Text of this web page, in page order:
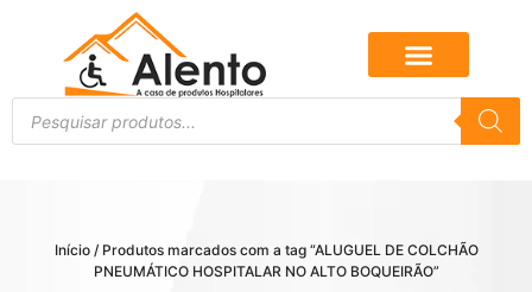
Início/ Produtos marcados com a tag “ALUGUEL DE COLCHÃO
PNEUMÁTICO HOSPITALAR NO ALTO BOQUEIRÃO”